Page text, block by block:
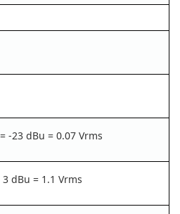
-23 dBu = 0.07 Vrms
3 dBu = 1.1 Vrms